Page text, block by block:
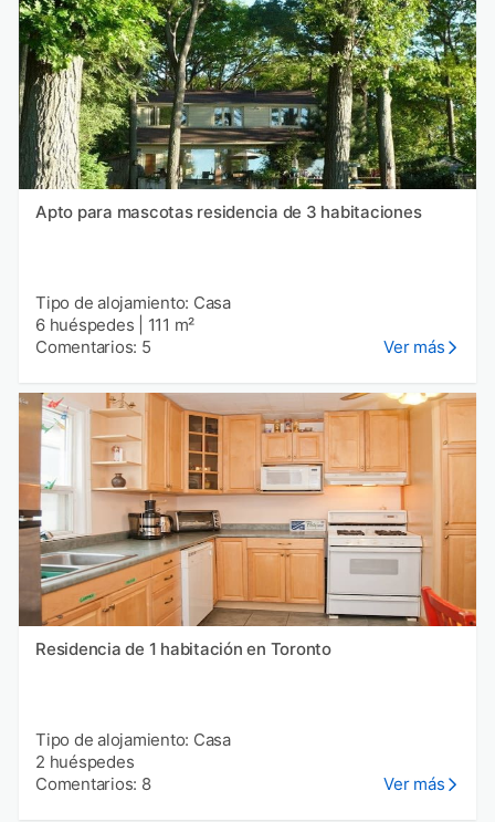
Apto para mascotas residencia de 3 habitaciones
Tipo de alojamiento: Casa
6 huéspedes
111 m²
Comentarios: 5
Ver más
Residencia de 1 habitación en Toronto
Tipo de alojamiento: Casa
2 huéspedes
Comentarios: 8
Ver más